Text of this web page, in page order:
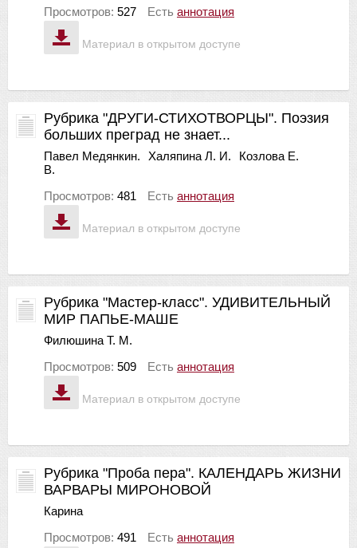
Материал в открытом доступе
Просмотров: 527 Есть аннотация
Материал в открытом доступе
Рубрика "ДРУГИ-СТИХОТВОРЦЫ". Поэзия
больших преград не знает...
Павел Медянкин. Халяпина Л. И.
Козлова Е.
В.
Просмотров: 481 Есть аннотация
Материал в открытом доступе
Рубрика "Мастер-класс". УДИВИТЕЛЬНЫЙ
МИР ПАПЬЕ-МАШЕ
Филюшина Т. М.
Просмотров: 509 Есть аннотация
Рубрика "Проба пера". КАЛЕНДАРЬ ЖИЗНИ
ВАРВАРЫ МИРОНОВОЙ
Карина
Просмотров: 491 Есть аннотация